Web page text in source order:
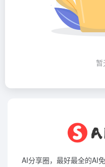
暂
AI分享圈，最好最全的AI